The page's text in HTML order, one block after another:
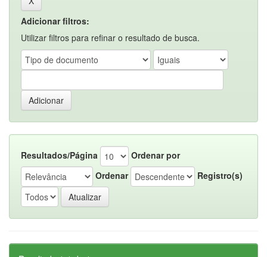
Adicionar filtros:
Utilizar filtros para refinar o resultado de busca.
Resultados/Página
Ordenar por
Ordenar
Registro(s)